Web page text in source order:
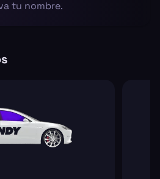
tu nombre.